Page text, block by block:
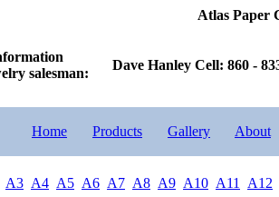
Atlas Paper
salesman:
Dave Hanley Cell: 860 -
Home Products Gallery About
A3 A4 A5 A6 A7 A8 A9 A10 A11 A12